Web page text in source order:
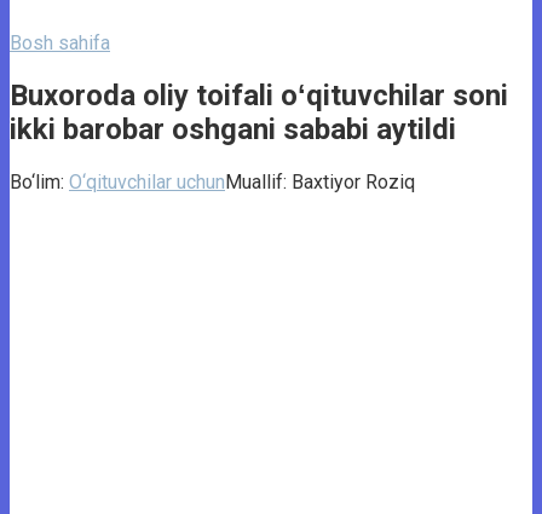
Bosh sahifa
Buxoroda oliy toifali oʻqituvchilar soni
ikki barobar oshgani sababi aytildi
Bo‘lim: O‘qituvchilar uchunMuallif: Baxtiyor Roziq